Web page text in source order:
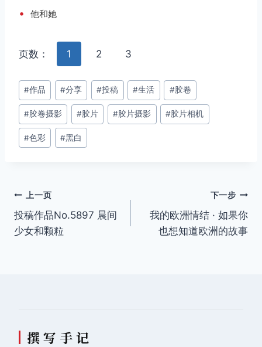
• 他和她
页数： 1 2 3
文
章
标
签：
#作品 #分享 #投稿 #生活 #胶卷
#胶卷摄影 #胶片 #胶片摄影 #胶片相机
#色彩 #黑白
文
章
上一页
投稿作品No.5897 晨间
少女和颗粒
下一步
我的欧洲情结 · 如果你
也想知道欧洲的故事
撰 写 手 记